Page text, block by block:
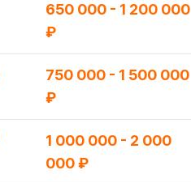
650 000 - 1 200 000
₽
750 000 - 1 500 000
₽
1 000 000 - 2 000
000 ₽